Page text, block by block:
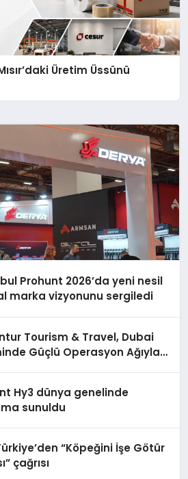
Üretim Üssünü
Prohunt 2026’da yeni nesil
marka vizyonunu sergiledi
Tourism & Travel, Dubai
Güçlü Operasyon Ağıyla
Hy3 dünya genelinde
sunuldu
“Köpeğini İşe Götür
çağrısı